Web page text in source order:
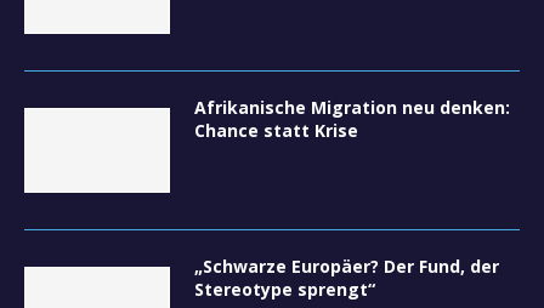
Afrikanische Migration neu denken:
Chance statt Krise
„Schwarze Europäer? Der Fund, der
Stereotype sprengt“